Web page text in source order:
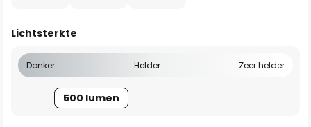
Lichtsterkte
Donker Helder Zeer helder
500 lumen